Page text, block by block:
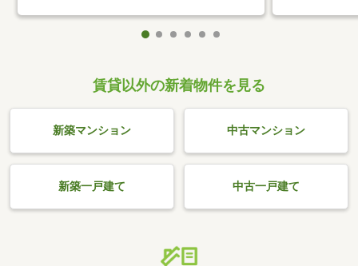
賃貸以外の新着物件を見る
新築マンション 中古マンション
新築一戸建て 中古一戸建て